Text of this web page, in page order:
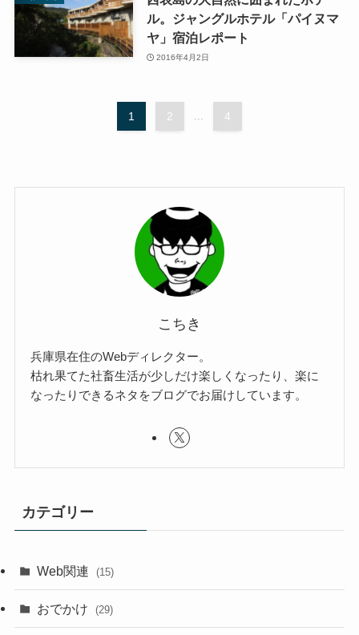
ル。ジャングルホテル「パイヌマ
ヤ」宿泊レポート
2016年4月2日
1 2 4
こちき
兵庫県在住のWebディレクター。
枯れ果てた社畜生活が少しだけ楽しくなったり、楽に
なったりできるネタをブログでお届けしています。
カテゴリー
Web関連 (15)
おでかけ (29)